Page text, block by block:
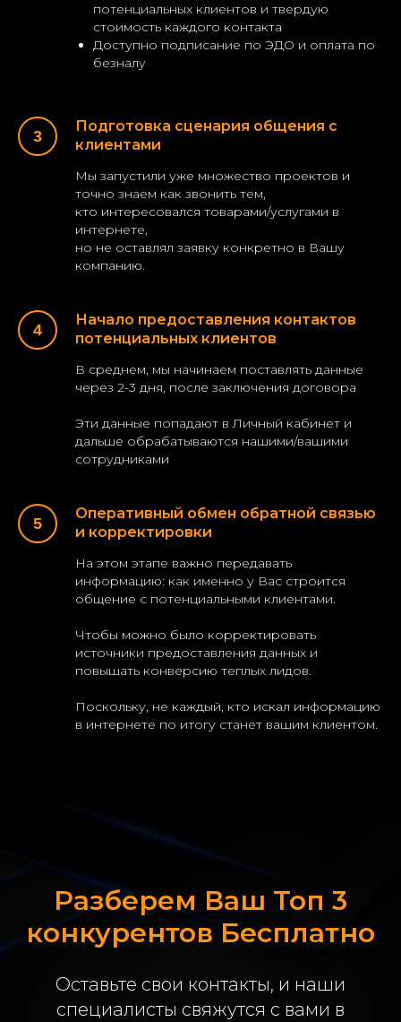
потенциальных клиентов и твердую
стоимость каждого контакта
Доступно подписание по ЭДО и оплата по
безналу
Подготовка сценария общения с
клиентами
Мы запустили уже множество проектов и
точно знаем как звонить тем,
кто интересовался товарами/услугами в
интернете,
но не оставлял заявку конкретно в Вашу
компанию.
Начало предоставления контактов
потенциальных клиентов
В среднем, мы начинаем поставлять данные
через 2-3 дня, после заключения договора
Эти данные попадают в Личный кабинет и
дальше обрабатываются нашими/вашими
сотрудниками
Оперативный обмен обратной связью
и корректировки
На этом этапе важно передавать
информацию: как именно у Вас строится
общение с потенциальными клиентами.
Чтобы можно было корректировать
источники предоставления данных и
повышать конверсию теплых лидов.
Поскольку, не каждый, кто искал информацию
в интернете по итогу станет вашим клиентом.
Разберем Ваш Топ 3
конкурентов Бесплатно
Оставьте свои контакты, и наши
специалисты свяжутся с вами в